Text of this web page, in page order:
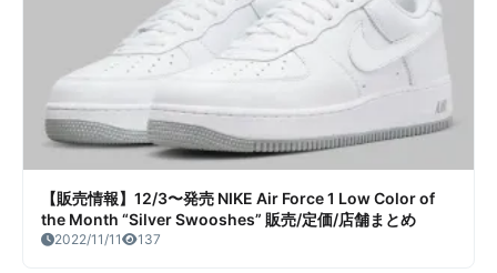
【販売情報】12/3〜発売 NIKE Air Force 1 Low Color of
the Month “Silver Swooshes” 販売/定価/店舗まとめ
2022/11/11 137